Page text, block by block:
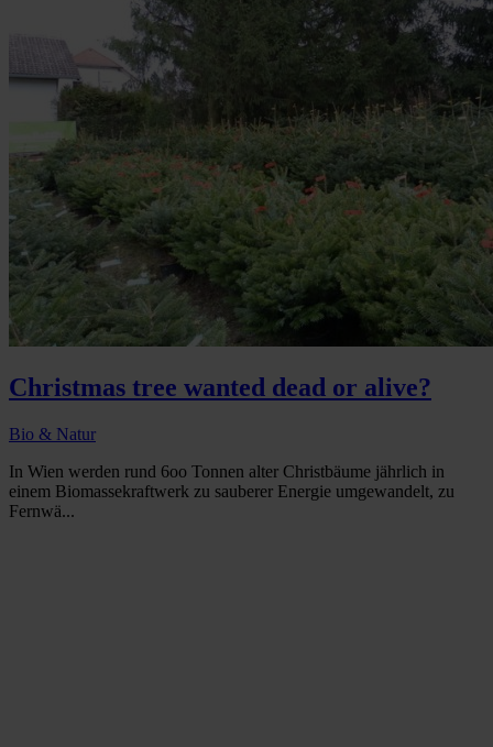
Christmas tree wanted dead or alive?
Bio & Natur
In Wien werden rund 6oo Tonnen alter Christbäume jährlich in
einem Biomassekraftwerk zu sauberer Energie umgewandelt, zu
Fernwä...